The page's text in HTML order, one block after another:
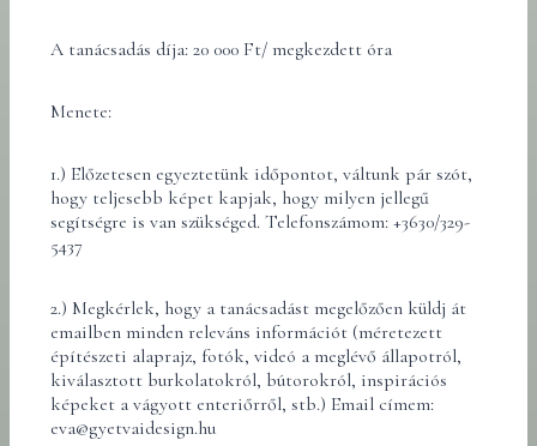
A tanácsadás díja: 20 000 Ft/ megkezdett óra
Menete:
1.) Előzetesen egyeztetünk időpontot, váltunk pár szót,
hogy teljesebb képet kapjak, hogy milyen jellegű
segítségre is van szükséged. Telefonszámom: +3630/329-
5437
2.) Megkérlek, hogy a tanácsadást megelőzően küldj át
emailben minden releváns információt (méretezett
építészeti alaprajz, fotók, videó a meglévő állapotról,
kiválasztott burkolatokról, bútorokról, inspirációs
képeket a vágyott enteriőrről, stb.) Email címem:
eva@gyetvaidesign.hu